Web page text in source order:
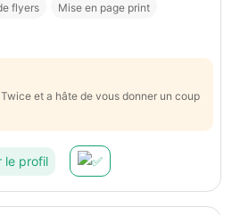
flyers Mise en page print
et a hâte de vous donner un coup
le profil